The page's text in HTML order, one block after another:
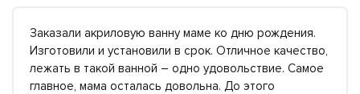
Заказали акриловую ванну маме ко дню рождения.
Изготовили и установили в срок. Отличное качество,
лежать в такой ванной – одно удовольствие. Самое
главное, мама осталась довольна. До этого